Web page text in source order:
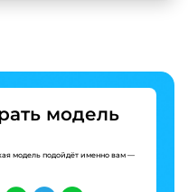
модель
модель подойдёт именно вам —